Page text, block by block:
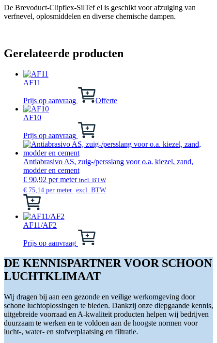
De Brevoduct-Clipflex-SilTef el is geschikt voor afzuiging van
verfnevel, oplosmiddelen en diverse chemische dampen.
Gerelateerde producten
AF11
Prijs op aanvraag Offerte
AF10
Prijs op aanvraag
Dit
heeft
variaties.
optie
kan
gekozen
productpagina
Antiabrasivo AS, zuig-/persslang voor o.a. kiezel, zand,
modder en cement
€ 90,92 per meter incl. BTW
€ 75,14 per meter excl. BTW
Dit
heeft
meerdere
Deze
kan
gekozen
worden
de
productpagina
AF11/AF2
Prijs op aanvraag
Dit
meerdere
variaties.
Deze
kan
gekozen
worden
op
de
productpagina
DE KENNISPARTNER VOOR SCHOON
LUCHTKLIMAAT
Wij dragen bij aan een gezonde en veilige werkomgeving door
schone luchtoplossingen te bieden. Dankzij onze diepgaande kennis,
uitgebreide voorraad en A-kwaliteit producten helpen wij bedrijven
duurzaam te werken en te voldoen aan de hoogste normen voor
lucht-, water- en stofverplaatsing en filtratie.